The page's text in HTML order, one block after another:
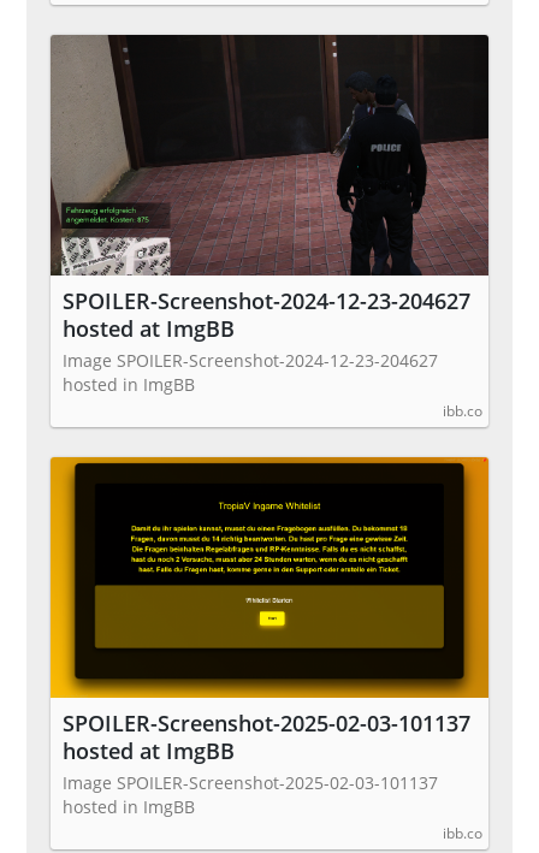
SPOILER-Screenshot-2024-12-23-204627
hosted at ImgBB
Image SPOILER-Screenshot-2024-12-23-204627
hosted in ImgBB
ibb.co
SPOILER-Screenshot-2025-02-03-101137
hosted at ImgBB
Image SPOILER-Screenshot-2025-02-03-101137
hosted in ImgBB
ibb.co